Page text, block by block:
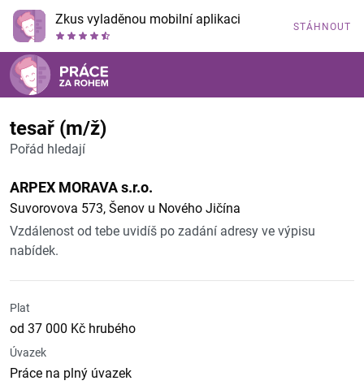
Zkus vyladěnou mobilní aplikaci STÁHNOUT
tesař (m/ž)
Pořád hledají
ARPEX MORAVA s.r.o.
Suvorovova 573, Šenov u Nového Jičína
Vzdálenost od tebe uvidíš po zadání adresy ve výpisu
nabídek.
Plat
od 37 000 Kč hrubého
Úvazek
Práce na plný úvazek